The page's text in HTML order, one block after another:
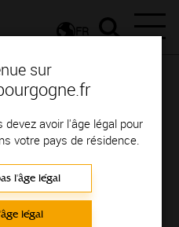
sur
avoir l'âge légal pour
votre pays de résidence.
l'âge légal
légal
FR
et hommes passionnés